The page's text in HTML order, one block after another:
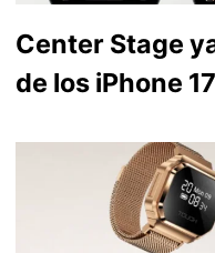
Center Stage
de los iPhone